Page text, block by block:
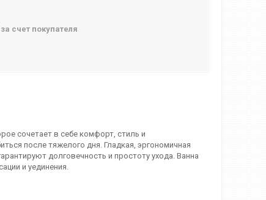
за счет покупателя
сочетает в себе комфорт, стиль и
после тяжелого дня. Гладкая, эргономичная
долговечность и простоту ухода. Ванна
и уединения.